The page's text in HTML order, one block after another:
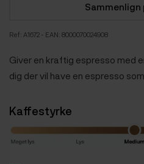
Ref: A1672 - EAN: 8000070024908
Giver en kraftig espresso med
dig der vil have en espresso
Kaffestyrke